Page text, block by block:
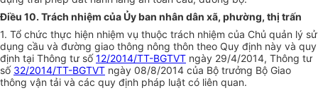
Điều 10. Trách nhiệm của Ủy ban nhân dân xã, phường, thị trấn
1. Tổ chức thực hiện nhiệm vụ thuộc trách nhiệm của Chủ quản lý sử
dụng cầu và đường giao thông nông thôn theo Quy định này và quy
định tại Thông tư số12/2014/TT-BGTVT ngày 29/4/2014, Thông tư
số 32/2014/TT-BGTVT ngày 08/8/2014 của Bộ trưởng Bộ Giao
thông vận tải và các quy định pháp luật có liên quan.